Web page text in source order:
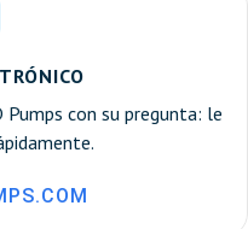
con su pregunta: le